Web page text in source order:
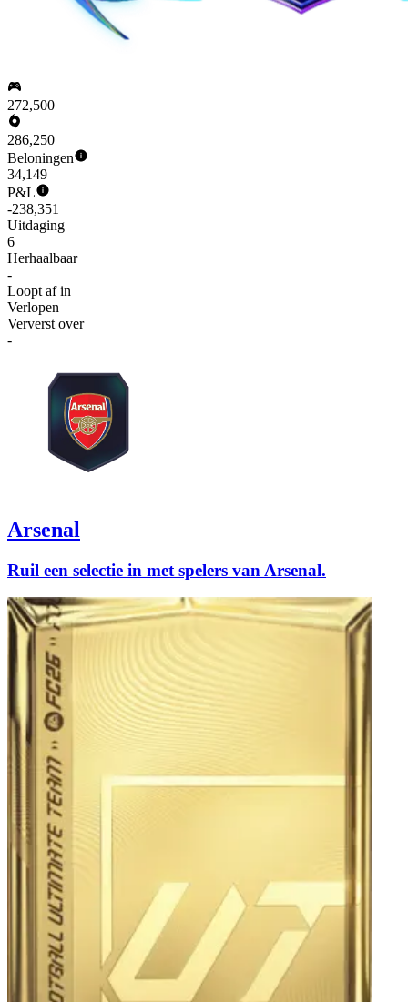
272,500
286,250
Beloningen
34,149
P&L
-238,351
Uitdaging
6
Herhaalbaar
-
Loopt af in
Verlopen
Ververst over
-
Arsenal
Ruil een selectie in met spelers van Arsenal.